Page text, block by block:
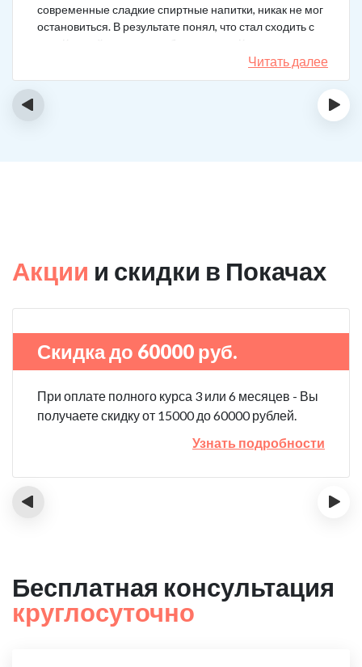
современные сладкие спиртные напитки, никак не мог
остановиться. В результате понял, что стал сходить с
ума. Каждый день не мог без выпивки. Когда осознал,
понял, что надо что-то в своей жизни менять. Нашел
телефон клиники в интернете, сразу приехал и
Читать далее
‹ ›
Акции и скидки в Покачах
Скидка до 60000 руб.
При оплате полного курса 3 или 6 месяцев - Вы
получаете скидку от 15000 до 60000 рублей.
Узнать подробности
‹ ›
Бесплатная консультация
круглосуточно